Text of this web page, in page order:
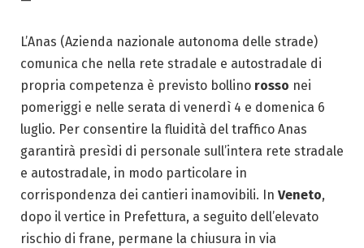
L’Anas (Azienda nazionale autonoma delle strade)
comunica che nella rete stradale e autostradale di
propria competenza è previsto bollino rosso nei
pomeriggi e nelle serata di venerdì 4 e domenica 6
luglio. Per consentire la fluidità del traffico Anas
garantirà presìdi di personale sull’intera rete stradale
e autostradale, in modo particolare in
corrispondenza dei cantieri inamovibili. In Veneto,
dopo il vertice in Prefettura, a seguito dell’elevato
rischio di frane, permane la chiusura in via